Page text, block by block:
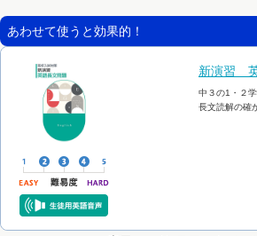
あわせて使うと効果的！
新演習
中３の1・２
長文読解の確